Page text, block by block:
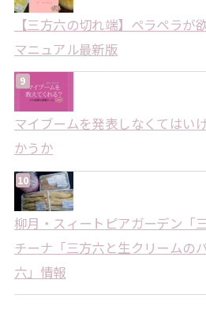
【三方六の切れ端】ペラペラが
マニュアル最新版
マイブームを発表しなくてはい
かうか
柳月・スィートピアガーデン「
チーナ「三方六と生クリームの
六」情報